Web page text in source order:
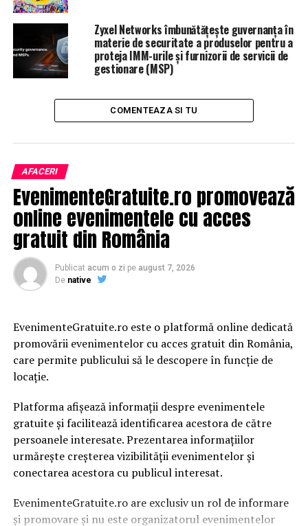
Zyxel Networks îmbunătățește guvernanța în
materie de securitate a produselor pentru a
proteja IMM-urile și furnizorii de servicii de
gestionare (MSP)
COMENTEAZA SI TU
AFACERI
EvenimenteGratuite.ro promovează
online evenimentele cu acces
gratuit din România
Publicat acum o zi pe august 7, 2026
De native
EvenimenteGratuite.ro este o platformă online dedicată
promovării evenimentelor cu acces gratuit din România,
care permite publicului să le descopere în funcție de
locație.
Platforma afișează informații despre evenimentele
gratuite și facilitează identificarea acestora de către
persoanele interesate. Prezentarea informațiilor
urmărește creșterea vizibilității evenimentelor și
conectarea acestora cu publicul interesat.
EvenimenteGratuite.ro are exclusiv un rol de informare
și promovare și nu este organizatorul evenimentelor